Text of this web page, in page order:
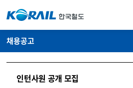
채용공고
인턴사원 공개 모집